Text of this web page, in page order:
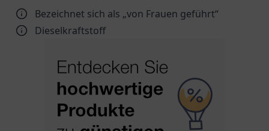
Bezeichnet sich als „von Frauen geführt“
Dieselkraftstoff